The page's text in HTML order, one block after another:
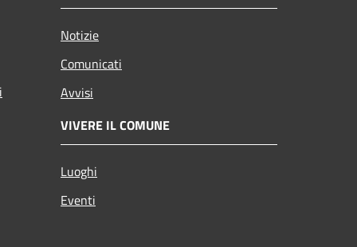
Notizie
Comunicati
Avvisi
VIVERE IL COMUNE
Luoghi
Eventi